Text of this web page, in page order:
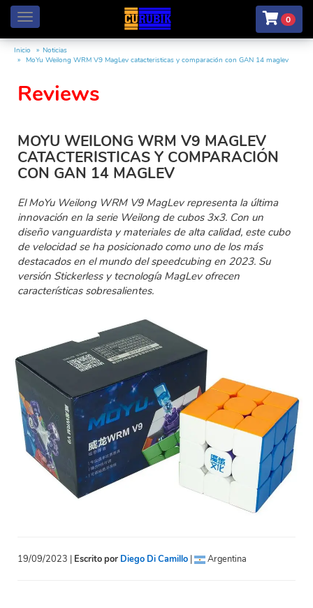
Menú 0
Inicio
Noticias
MoYu Weilong WRM V9 MagLev catacteristicas y comparación con GAN 14 maglev
Reviews
MOYU WEILONG WRM V9 MAGLEV
CATACTERISTICAS Y COMPARACIÓN
CON GAN 14 MAGLEV
El MoYu Weilong WRM V9 MagLev representa la última
innovación en la serie Weilong de cubos 3x3. Con un
diseño vanguardista y materiales de alta calidad, este cubo
de velocidad se ha posicionado como uno de los más
destacados en el mundo del speedcubing en 2023. Su
versión Stickerless y tecnología MagLev ofrecen
características sobresalientes.
19/09/2023 | Escrito por Diego Di Camillo | Argentina